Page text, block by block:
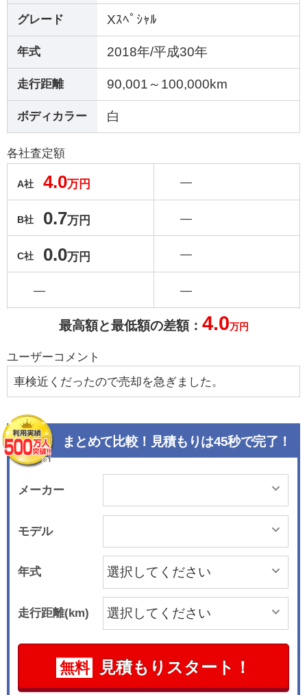
グレード Xｽﾍﾟｼｬﾙ
年式 2018年/平成30年
走行距離 90,001～100,000km
ボディカラー 白
各社査定額
A社 4.0万円
B社 0.7万円
C社 0.0万円
―
―
―
―
―
最高額と最低額の差額： 4.0万円
ユーザーコメント
車検近くだったので売却を急ぎました。
まとめて比較！見積もりは45秒で完了！
メーカー
モデル
年式
走行距離(km)
無料 見積もりスタート！